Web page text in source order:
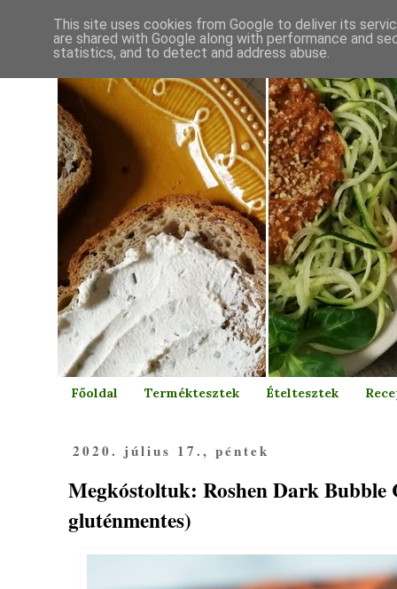
Főoldal Terméktesztek Ételtesztek
2020. július 17., péntek
Megkóstoltuk: Roshen Dark Bubble
gluténmentes)
This site uses cookies from Google to deliver its
are shared with Google along with performance and
statistics, and to detect and address abuse.